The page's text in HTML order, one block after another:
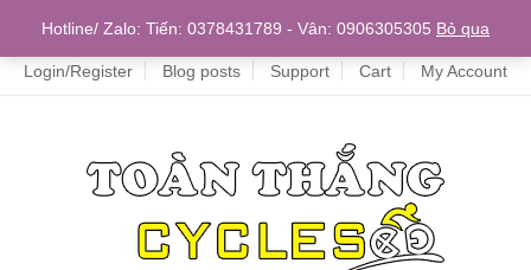
Home
Login/Register Blog posts Support Cart My Account
Hotline/ Zalo: Tiến: 0378431789 - Vân: 0906305305 Bỏ qua